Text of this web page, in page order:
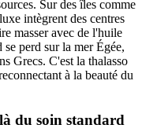
Sur des îles comme
intègrent des centres
masser avec de l'huile
perd sur la mer Égée,
Grecs. C'est la thalasso
à la beauté du
du soin standard